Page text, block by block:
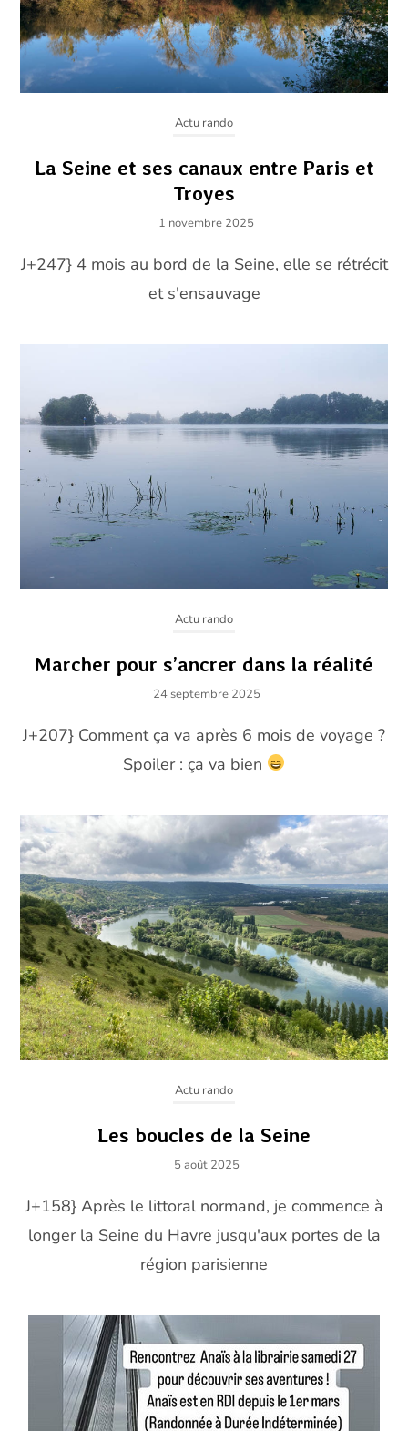
Actu rando
La Seine et ses canaux entre Paris et
Troyes
1 novembre 2025
J+247} 4 mois au bord de la Seine, elle se rétrécit
et s'ensauvage
Actu rando
Marcher pour s’ancrer dans la réalité
24 septembre 2025
J+207} Comment ça va après 6 mois de voyage ?
Spoiler : ça va bien
Actu rando
Les boucles de la Seine
5 août 2025
J+158} Après le littoral normand, je commence à
longer la Seine du Havre jusqu'aux portes de la
région parisienne